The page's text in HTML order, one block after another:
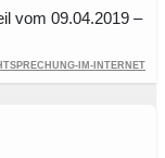
vom 09.04.2019 –
im-Internet